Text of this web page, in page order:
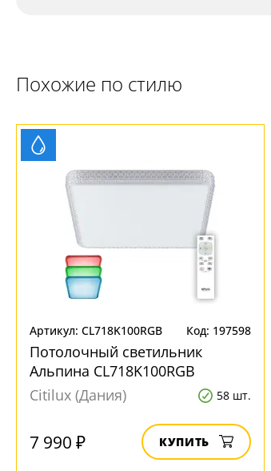
Похожие по стилю
Артикул: CL718K100RGB Код: 197598
Потолочный светильник
Альпина CL718K100RGB
Citilux (Дания)
58 шт.
7 990 ₽ КУПИТЬ